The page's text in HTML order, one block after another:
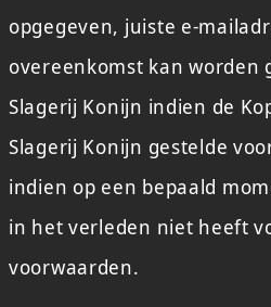
opgegeven, juiste e-
overeenkomst kan worden
Slagerij Konijn indien de
Slagerij Konijn gestelde
indien op een bepaald
in het verleden niet heeft
voorwaarden.